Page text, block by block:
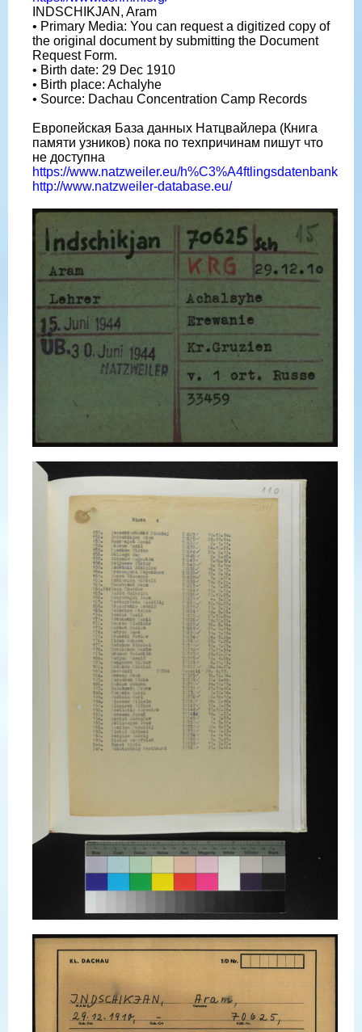
INDSCHIKJAN, Aram
• Primary Media: You can request a digitized copy of
the original document by submitting the Document
Request Form.
• Birth date: 29 Dec 1910
• Birth place: Achalyhe
• Source: Dachau Concentration Camp Records
Европейская База данных Натцвайлера (Книга
памяти узников) пока по техпричинам пишут что
не доступна
https://www.natzweiler.eu/h%C3%A4ftlingsdatenbank
http://www.natzweiler-database.eu/